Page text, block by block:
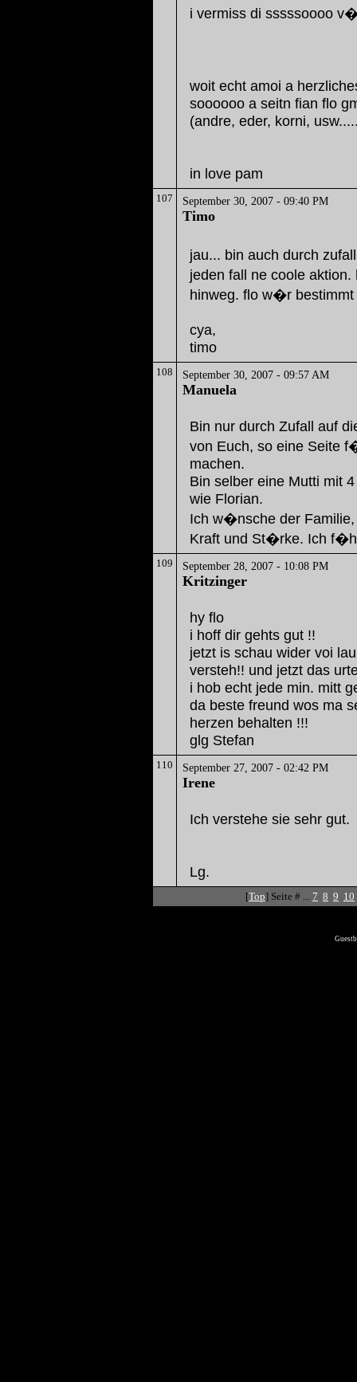
i vermiss di sssssoooo
woit echt amoi a
soooooo a seitn fian flo
(andre, eder, korni,
in love pam
107 September 30, 2007 - 09:40 PM
Timo
jau... bin auch durch
jeden fall ne coole
hinweg. flo w�r
cya,
timo
108 September 30, 2007 - 09:57 AM
Manuela
Bin nur durch Zufall auf
von Euch, so eine Seite
machen.
Bin selber eine Mutti mit
wie Florian.
Ich w�nsche der
Kraft und St�rke. Ich
109 September 28, 2007 - 10:08 PM
Kritzinger
hy flo
i hoff dir gehts gut !!
jetzt is schau wider voi
versteh!! und jetzt das
i hob echt jede min. mitt
da beste freund wos ma
herzen behalten !!!
glg Stefan
110 September 27, 2007 - 02:42 PM
Irene
Ich verstehe sie sehr gut.
Lg.
[Top] Seite # ... 7 8 9 10